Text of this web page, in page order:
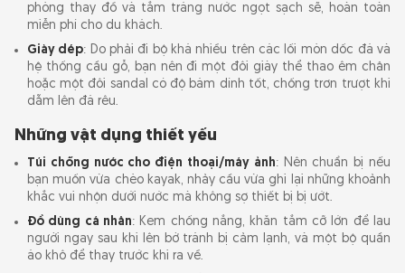
phòng thay đồ và tắm tráng nước ngọt sạch sẽ, hoàn toàn
miễn phí cho du khách.
Giày dép: Do phải đi bộ khá nhiều trên các lối mòn dốc đá và
hệ thống cầu gỗ, bạn nên đi một đôi giày thể thao êm chân
hoặc một đôi sandal có độ bám dính tốt, chống trơn trượt khi
dẫm lên đá rêu.
Những vật dụng thiết yếu
Túi chống nước cho điện thoại/máy ảnh: Nên chuẩn bị nếu
bạn muốn vừa chèo kayak, nhảy cầu vừa ghi lại những khoảnh
khắc vui nhộn dưới nước mà không sợ thiết bị bị ướt.
Đồ dùng cá nhân: Kem chống nắng, khăn tắm cỡ lớn để lau
người ngay sau khi lên bờ tránh bị cảm lạnh, và một bộ quần
áo khô để thay trước khi ra về.